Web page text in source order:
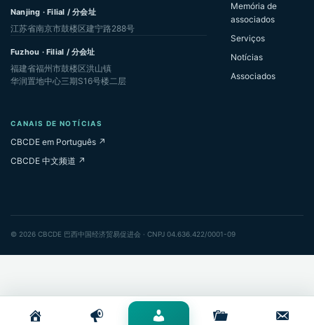
Nanjing · Filial / 分会址
江苏省南京市鼓楼区建宁路288号
Fuzhou · Filial / 分会址
福建省福州市鼓楼区洪山镇
华润置地中心三期S16号楼二层
Memória de
associados
Serviços
Notícias
Associados
CANAIS DE NOTÍCIAS
CBCDE em Português ↗
CBCDE 中文频道 ↗
© 2026 CBCDE 巴西中国经济贸易促进会 · CNPJ 04.636.422/0001-09